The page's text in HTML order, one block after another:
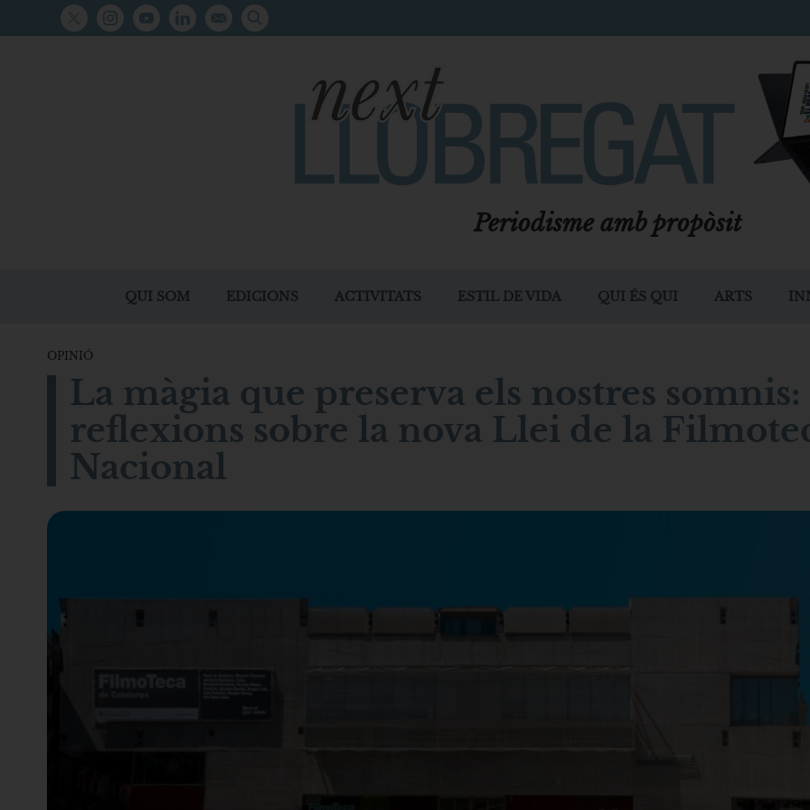
Periodisme amb propòsit
QUI SOM EDICIONS ACTIVITATS ESTIL DE VIDA QUI ÉS QUI ARTS
OPINIÓ
La màgia que preserva els nostres somnis:
reflexions sobre la nova Llei de la
Nacional